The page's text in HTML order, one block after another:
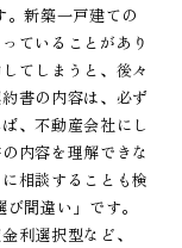
。新築一戸建ての
ていることがあり
てしまうと、後々
書の内容は、必ず
、不動産会社にし
内容を理解できな
相談することも検
間違い」です。
利選択型など、